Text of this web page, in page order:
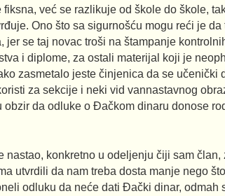
fiksna, već se razlikuje od škole do škole,
Ono što sa sigurnošću mogu reći je
jer se taj novac troši na štampanje
i diplome, za ostali materijal koji je
zasmetalo jeste činjenica da se učenički
za sekcije i neki vid vannastavnog
obzir da odluke o Đačkom dinaru donose
nastao, konkretno u odeljenju čiji sam
utvrdili da nam treba dosta manje nego
odluku da neće dati Đački dinar, odmah